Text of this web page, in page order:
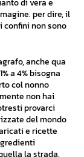
di vera e
per dire, il
confini non sono
anche qua
a 4% bisogna
col nonno
non hai
provarci
del mondo
e ricette
la strada.